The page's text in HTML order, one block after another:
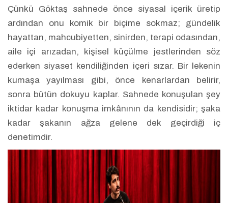
Çünkü Göktaş sahnede önce siyasal içerik üretip
ardından onu komik bir biçime sokmaz; gündelik
hayattan, mahcubiyetten, sinirden, terapi odasından,
aile içi arızadan, kişisel küçülme jestlerinden söz
ederken siyaset kendiliğinden içeri sızar. Bir lekenin
kumaşa yayılması gibi, önce kenarlardan belirir,
sonra bütün dokuyu kaplar. Sahnede konuşulan şey
iktidar kadar konuşma imkânının da kendisidir; şaka
kadar şakanın ağza gelene dek geçirdiği iç
denetimdir.